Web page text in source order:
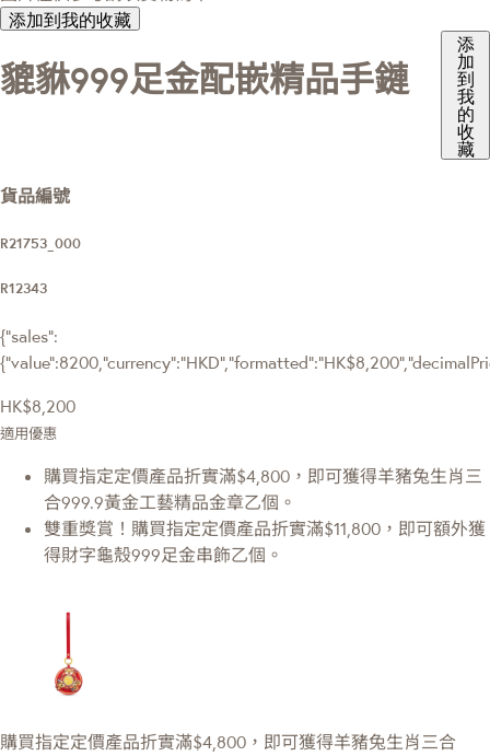
添加到我的收藏
貔貅999足金配嵌精品手鏈
添
加
到
我
的
收
藏
貨品編號
R21753_000
R12343
{"sales":
HK$8,200
適用優惠
購買指定定價產品折實滿$4,800，即可獲得羊豬兔生肖三
合999.9黃金工藝精品金章乙個。
雙重獎賞！購買指定定價產品折實滿$11,800，即可額外獲
得財字龜殼999足金串飾乙個。
購買指定定價產品折實滿$4,800，即可獲得羊豬兔生肖三合